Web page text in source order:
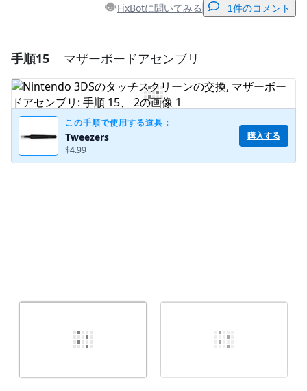
FixBotに聞いてみる 1件のコメント
コメントを追加
コメントを追加
手順15 マザーボードアセンブリ
この手順で使用する道具：
Tweezers
$4.99
購入する